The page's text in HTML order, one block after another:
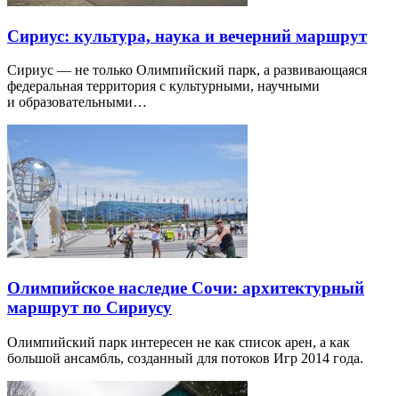
Сириус: культура, наука и вечерний маршрут
Сириус — не только Олимпийский парк, а развивающаяся
федеральная территория с культурными, научными
и образовательными…
Олимпийское наследие Сочи: архитектурный
маршрут по Сириусу
Олимпийский парк интересен не как список арен, а как
большой ансамбль, созданный для потоков Игр 2014 года.